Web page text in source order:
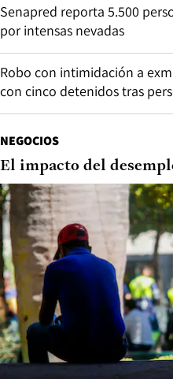
Senapred reporta 5.500
por intensas nevadas
Robo con intimidación a
con cinco detenidos tras
NEGOCIOS
El impacto del